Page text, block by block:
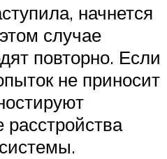
начнется
случае
повторно. Если
не приносит